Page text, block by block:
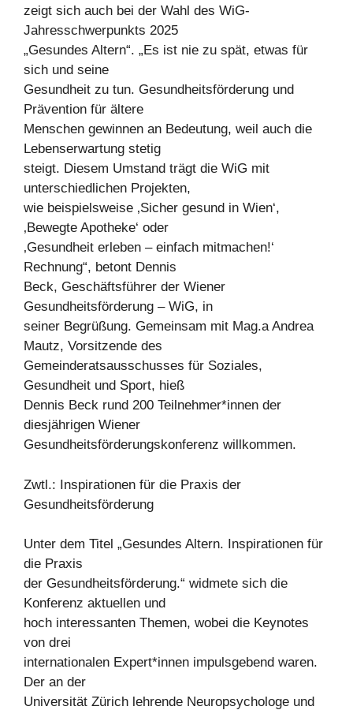
zeigt sich auch bei der Wahl des WiG-
Jahresschwerpunkts 2025
„Gesundes Altern“. „Es ist nie zu spät, etwas für
sich und seine
Gesundheit zu tun. Gesundheitsförderung und
Prävention für ältere
Menschen gewinnen an Bedeutung, weil auch die
Lebenserwartung stetig
steigt. Diesem Umstand trägt die WiG mit
unterschiedlichen Projekten,
wie beispielsweise ‚Sicher gesund in Wien‘,
‚Bewegte Apotheke‘ oder
‚Gesundheit erleben – einfach mitmachen!‘
Rechnung“, betont Dennis
Beck, Geschäftsführer der Wiener
Gesundheitsförderung – WiG, in
seiner Begrüßung. Gemeinsam mit Mag.a Andrea
Mautz, Vorsitzende des
Gemeinderatsausschusses für Soziales,
Gesundheit und Sport, hieß
Dennis Beck rund 200 Teilnehmer*innen der
diesjährigen Wiener
Gesundheitsförderungskonferenz willkommen.
Zwtl.: Inspirationen für die Praxis der
Gesundheitsförderung
Unter dem Titel „Gesundes Altern. Inspirationen für
die Praxis
der Gesundheitsförderung.“ widmete sich die
Konferenz aktuellen und
hoch interessanten Themen, wobei die Keynotes
von drei
internationalen Expert*innen impulsgebend waren.
Der an der
Universität Zürich lehrende Neuropsychologe und